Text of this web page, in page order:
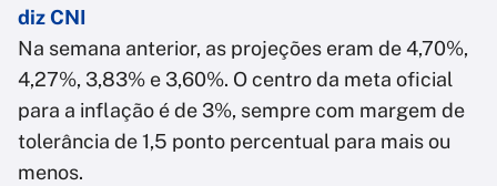
diz CNI
Na semana anterior, as projeções eram de 4,70%,
4,27%, 3,83% e 3,60%. O centro da meta oficial
para a inflação é de 3%, sempre com margem de
tolerância de 1,5 ponto percentual para mais ou
menos.